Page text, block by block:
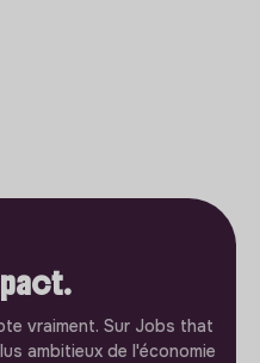
vraiment. Sur Jobs that
ambitieux de l'économie